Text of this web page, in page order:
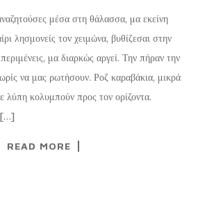
μέσα στη θάλασσα, μα εκείνη
λησμονείς τον χειμώνα, βυθίζεσαι στην
μα διαρκώς αργεί. Την πήραν την
να μας ρωτήσουν. Ροζ καραβάκια, μικρά
λύπη κολυμπούν προς τον ορίζοντα.
[…]
READ MORE